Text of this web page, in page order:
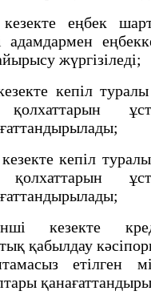
еңбек
жүргiзiледi;
кепiл туралы
кепiл
қабылдау
етiлген